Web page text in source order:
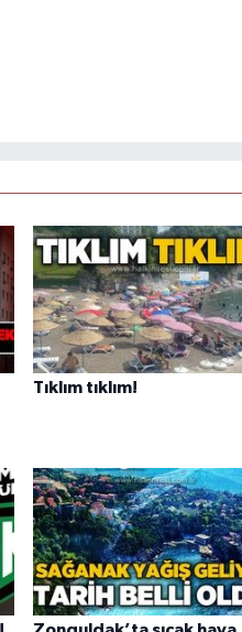
Tıklım tıklım!